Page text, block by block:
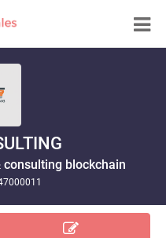
blockchain